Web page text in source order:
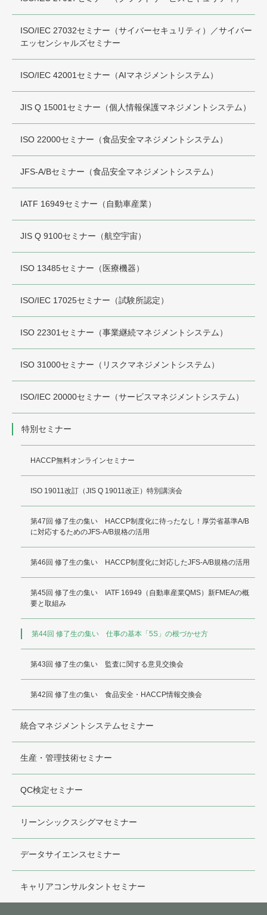
ISO/IEC 27032セミナー（サイバーセキュリティ）／サイバー
エッセンシャルズセミナー
ISO/IEC 42001セミナー（AIマネジメントシステム）
JIS Q 15001セミナー（個人情報保護マネジメントシステム）
ISO 22000セミナー（食品安全マネジメントシステム）
JFS-A/Bセミナー（食品安全マネジメントシステム）
IATF 16949セミナー（自動車産業）
JIS Q 9100セミナー（航空宇宙）
ISO 13485セミナー（医療機器）
ISO/IEC 17025セミナー（試験所認定）
ISO 22301セミナー（事業継続マネジメントシステム）
ISO 31000セミナー（リスクマネジメントシステム）
ISO/IEC 20000セミナー（サービスマネジメントシステム）
特別セミナー
HACCP無料オンラインセミナー
ISO 19011改訂（JIS Q 19011改正）特別講演会
第47回 修了生の集い HACCP制度化に待ったなし！厚労省基準A/B
に対応するためのJFS-A/B規格の活用
第46回 修了生の集い HACCP制度化に対応したJFS-A/B規格の活用
第45回 修了生の集い IATF 16949（自動車産業QMS）新FMEAの概
要と取組み
第44回 修了生の集い 仕事の基本「5S」の根づかせ方
第43回 修了生の集い 監査に関する意見交換会
第42回 修了生の集い 食品安全・HACCP情報交換会
統合マネジメントシステムセミナー
生産・管理技術セミナー
QC検定セミナー
リーンシックスシグマセミナー
データサイエンスセミナー
キャリアコンサルタントセミナー